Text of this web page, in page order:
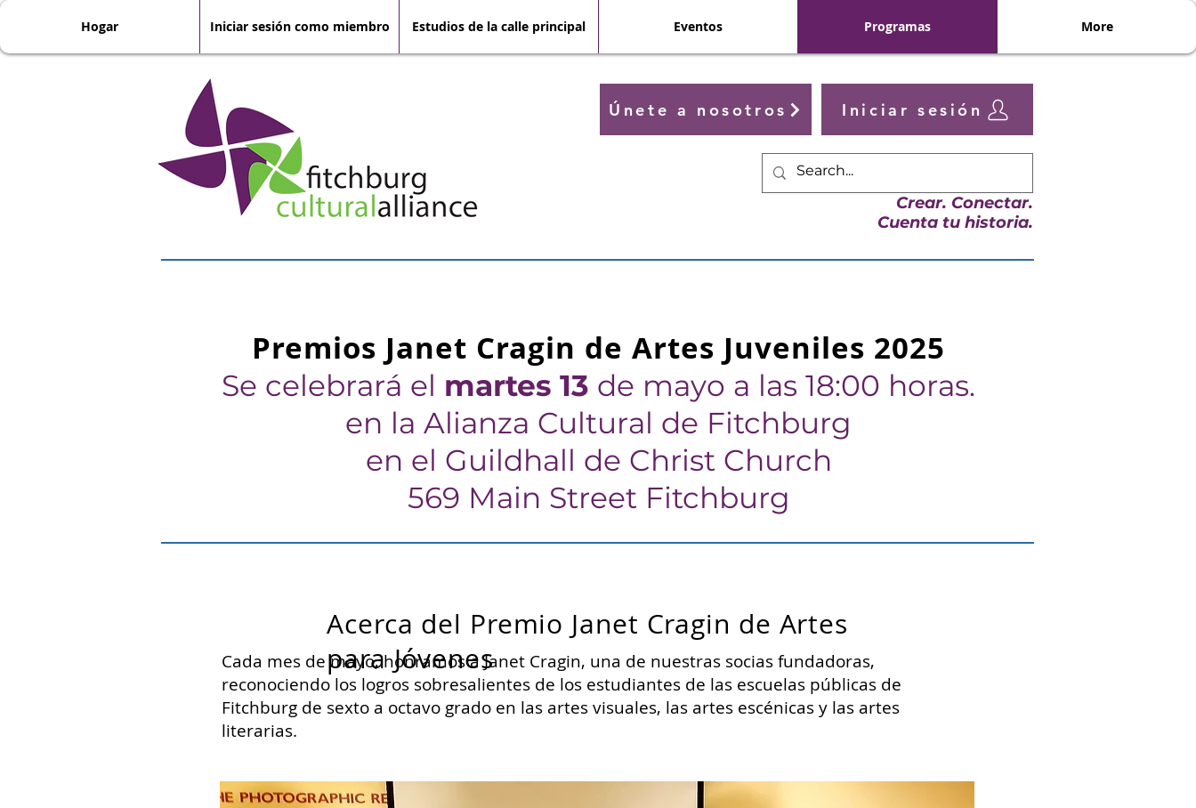
Hogar Iniciar sesión como miembro Estudios de la calle principal Eventos Programas More
Únete a nosotros Iniciar sesión
Crear. Conectar.
Cuenta tu historia.
Premios Janet Cragin de Artes Juveniles 2025
Se celebrará el martes 13 de mayo a las 18:00 horas.
en la Alianza Cultural de Fitchburg
en el Guildhall de Christ Church
569 Main Street Fitchburg
Acerca del Premio Janet Cragin de Artes
para Jóvenes
Cada mes de mayo, honramos a Janet Cragin, una de nuestras socias fundadoras,
reconociendo los logros sobresalientes de los estudiantes de las escuelas públicas de
Fitchburg de sexto a octavo grado en las artes visuales, las artes escénicas y las artes
literarias.